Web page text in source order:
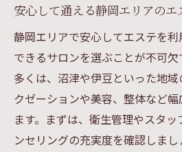
安心して通える静岡エリアのエ
静岡エリアで安心してエステを
できるサロンを選ぶことが不可
多くは、沼津や伊豆といった地
クゼーションや美容、整体など
ます。まずは、衛生管理やスタ
ンセリングの充実度を確認しまし